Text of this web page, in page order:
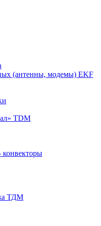
(антенны, модемы) EKF
TDM
конвекторы
ТДМ